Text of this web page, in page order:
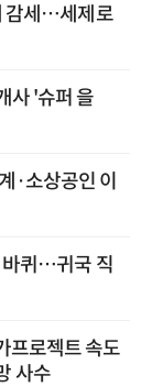
감세…세제로
사 '슈퍼 을
·소상공인 이
바퀴…귀국 직
프로젝트 속도
사수